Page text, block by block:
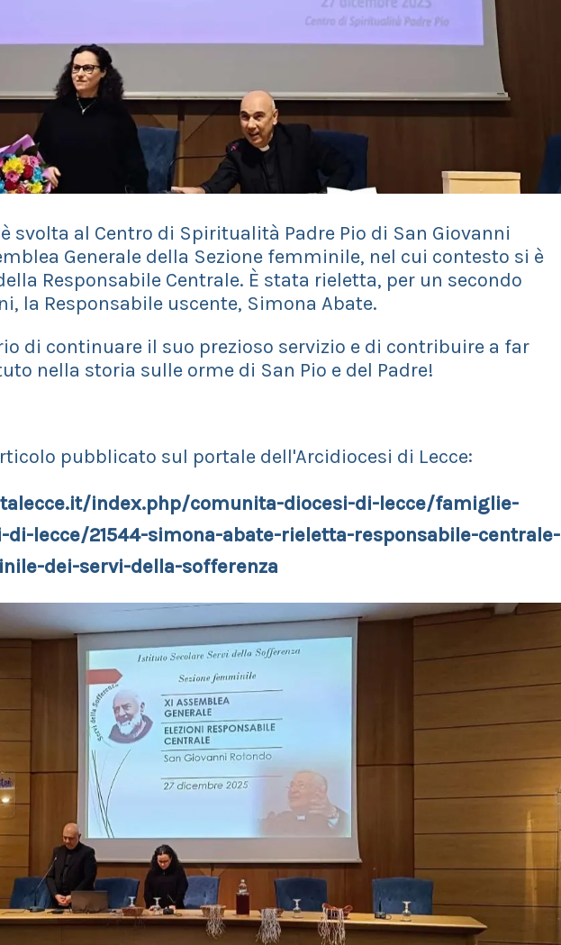
svolta al Centro di Spiritualità Padre Pio di San Giovanni
Generale della Sezione femminile, nel cui contesto si è
Responsabile Centrale. È stata rieletta, per un secondo
la Responsabile uscente, Simona Abate.
di continuare il suo prezioso servizio e di contribuire a far
nella storia sulle orme di San Pio e del Padre!
pubblicato sul portale dell'Arcidiocesi di Lecce:
index.php/comunita-diocesi-di-lecce/famiglie-
di-lecce/21544-simona-abate-rieletta-responsabile-centrale-
dei-servi-della-sofferenza